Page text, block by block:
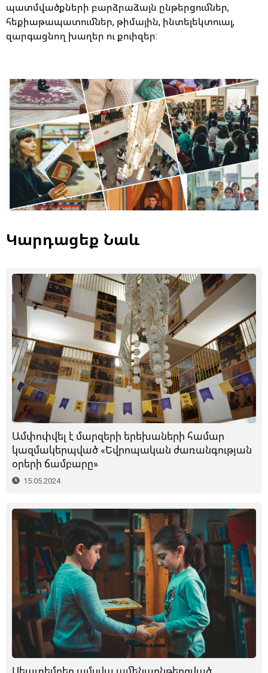
պատմվածքների բարձրաձայն ընթերցումներ,
հեքիաթապատումներ, թիմային, ինտելեկտուալ,
զարգացնող խաղեր ու քուիզեր:
Կարդացեք Նաև
Ամփոփվել է մարզերի երեխաների համար
կազմակերպված «Եվրոպական ժառանգության
օրերի ճամբարը»
15.05.2024